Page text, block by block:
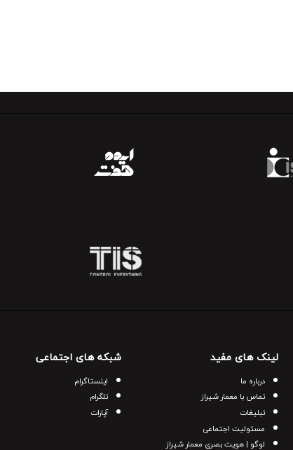
لینک های مفید
درباره ما
تماس با معمار شیراز
تبلیغات
مسئولیت اجتماعی
لوگو | هویت بصری معمار شیراز
شبکه های اجتماعی
اینستاگرام
تلگرام
آپارات